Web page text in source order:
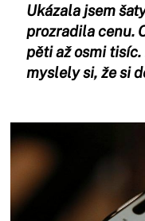
Ukázala jsem
prozradila cenu.
pěti až osmi
myslely si, že si